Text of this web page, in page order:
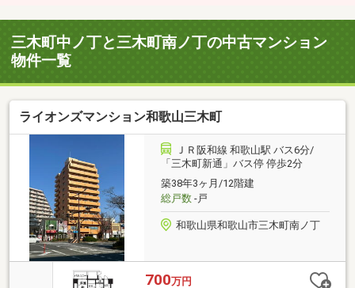
三木町中ノ丁と三木町南ノ丁の中古マンション
物件一覧
ライオンズマンション和歌山三木町
ＪＲ阪和線 和歌山駅 バス6分/
「三木町新通」バス停 停歩2分
築38年3ヶ月/12階建
総戸数-戸
和歌山県和歌山市三木町南ノ丁
700万円